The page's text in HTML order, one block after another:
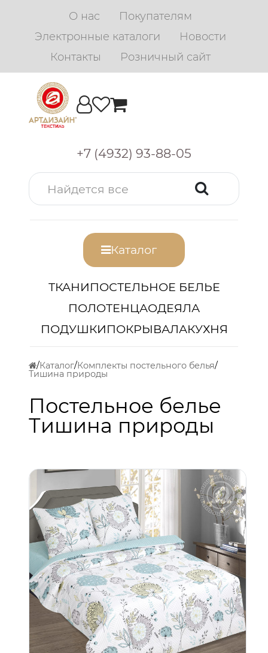
О нас
Покупателям
Электронные каталоги
Новости
Контакты
Розничный сайт
+7 (4932) 93-88-05
Каталог
ТКАНИПОСТЕЛЬНОЕ БЕЛЬЕ
ПОЛОТЕНЦАОДЕЯЛА
ПОДУШКИПОКРЫВАЛАКУХНЯ
Каталог Комплекты постельного белья
Тишина природы
Постельное белье
Тишина природы